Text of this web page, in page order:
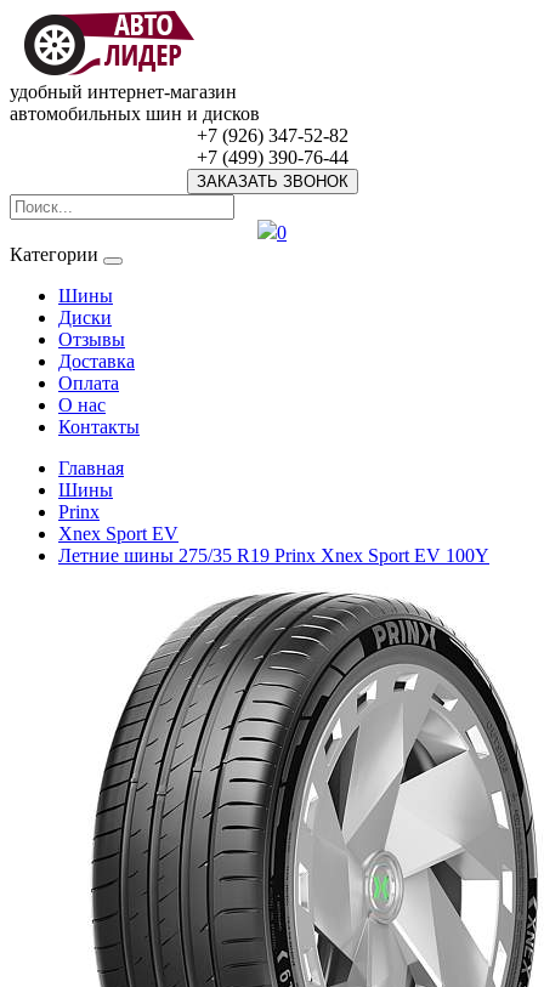
удобный интернет-магазин
автомобильных шин и дисков
+7 (926) 347-52-82
+7 (499) 390-76-44
ЗАКАЗАТЬ ЗВОНОК
0
Категории
Шины
Диски
Отзывы
Доставка
Оплата
О нас
Контакты
Главная
Шины
Prinx
Xnex Sport EV
Летние шины 275/35 R19 Prinx Xnex Sport EV 100Y